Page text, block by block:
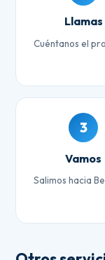
Llamas
Cuéntanos el
3
Vamos
Salimos hacia